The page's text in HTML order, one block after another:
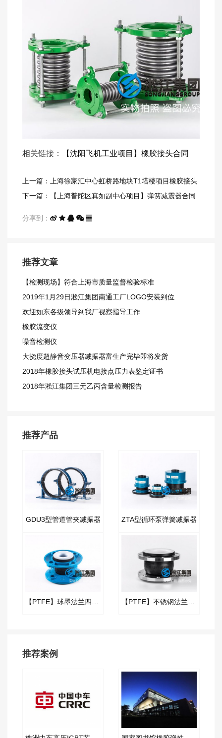
相关链接： 【沈阳飞机工业项目】橡胶接头合同
上一篇：上海徐家汇中心虹桥路地块T1塔楼项目橡胶接头
下一篇：【上海普陀区真如副中心项目】弹簧减震器合同
分享到：
推荐文章
【检测现场】符合上海市质量监督检验标准
2019年1月29日淞江集团南通工厂LOGO安装到位
欢迎如东各级领导到我厂视察指导工作
橡胶流变仪
噪音检测仪
大挠度超静音变压器减振器富生产完毕即将发货
2018年橡胶接头试压机电接点压力表鉴定证书
2018年淞江集团三元乙丙含量检测报告
推荐产品
GDU3型管道管夹减振器 ZTA型循环泵弹簧减振器
推荐案例